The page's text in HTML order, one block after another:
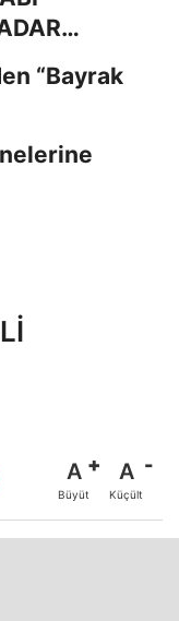
Mİ
“Bayrak
A
Büyüt
A
Küçült